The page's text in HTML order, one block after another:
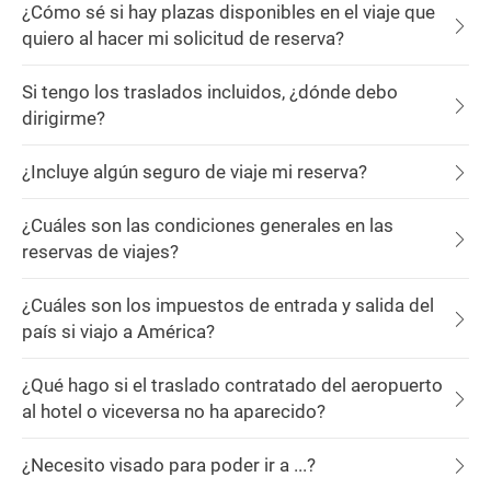
¿Cómo sé si hay plazas disponibles en el viaje que
quiero al hacer mi solicitud de reserva?
Si tengo los traslados incluidos, ¿dónde debo
dirigirme?
¿Incluye algún seguro de viaje mi reserva?
¿Cuáles son las condiciones generales en las
reservas de viajes?
¿Cuáles son los impuestos de entrada y salida del
país si viajo a América?
¿Qué hago si el traslado contratado del aeropuerto
al hotel o viceversa no ha aparecido?
¿Necesito visado para poder ir a ...?